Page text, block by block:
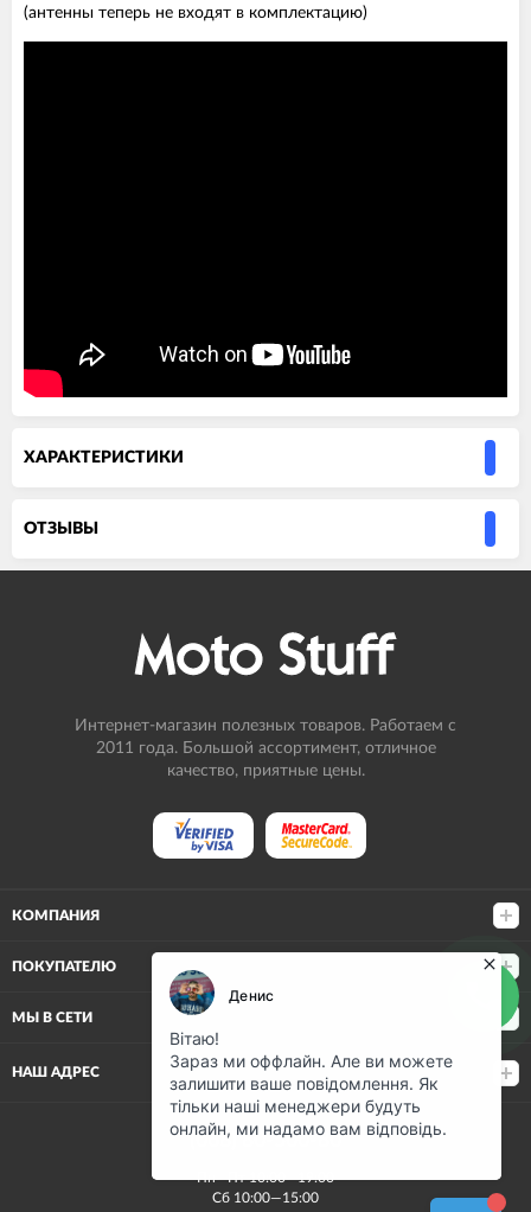
(антенны теперь не входят в комплектацию)
ХАРАКТЕРИСТИКИ
ОТЗЫВЫ
Интернет-магазин полезных товаров. Работаем с
2011 года. Большой ассортимент, отличное
качество, приятные цены.
КОМПАНИЯ
ПОКУПАТЕЛЮ
МЫ В СЕТИ
НАШ АДРЕС
(068) 80-500-80
Пн—Пт 10:00—19:00
Сб 10:00—15:00